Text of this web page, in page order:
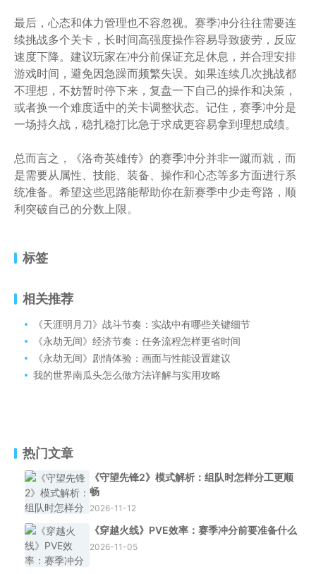
最后，心态和体力管理也不容忽视。赛季冲分往往需要连
续挑战多个关卡，长时间高强度操作容易导致疲劳，反应
速度下降。建议玩家在冲分前保证充足休息，并合理安排
游戏时间，避免因急躁而频繁失误。如果连续几次挑战都
不理想，不妨暂时停下来，复盘一下自己的操作和决策，
或者换一个难度适中的关卡调整状态。记住，赛季冲分是
一场持久战，稳扎稳打比急于求成更容易拿到理想成绩。
总而言之，《洛奇英雄传》的赛季冲分并非一蹴而就，而
是需要从属性、技能、装备、操作和心态等多方面进行系
统准备。希望这些思路能帮助你在新赛季中少走弯路，顺
利突破自己的分数上限。
标签
相关推荐
《天涯明月刀》战斗节奏：实战中有哪些关键细节
《永劫无间》经济节奏：任务流程怎样更省时间
《永劫无间》剧情体验：画面与性能设置建议
我的世界南瓜头怎么做方法详解与实用攻略
热门文章
《守望先锋2》模式解析：组队时怎样分工更顺
畅
2026-11-12
《穿越火线》PVE效率：赛季冲分前要准备什么
2026-11-05